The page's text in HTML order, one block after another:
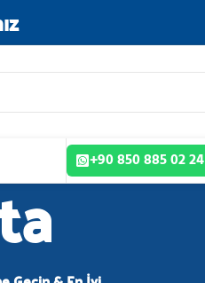
+90 850 885 02 24